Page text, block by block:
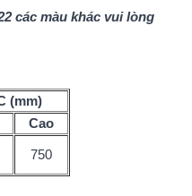
các màu khác vui lòng
(mm)
Cao
750